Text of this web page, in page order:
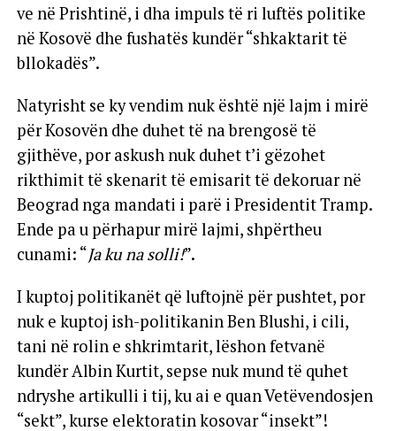
ve në Prishtinë, i dha impuls të ri luftës politike
në Kosovë dhe fushatës kundër “shkaktarit të
bllokadës”.
Natyrisht se ky vendim nuk është një lajm i mirë
për Kosovën dhe duhet të na brengosë të
gjithëve, por askush nuk duhet t’i gëzohet
rikthimit të skenarit të emisarit të dekoruar në
Beograd nga mandati i parë i Presidentit Tramp.
Ende pa u përhapur mirë lajmi, shpërtheu
cunami: “Ja ku na solli!”.
I kuptoj politikanët që luftojnë për pushtet, por
nuk e kuptoj ish-politikanin Ben Blushi, i cili,
tani në rolin e shkrimtarit, lëshon fetvanë
kundër Albin Kurtit, sepse nuk mund të quhet
ndryshe artikulli i tij, ku ai e quan Vetëvendosjen
“sekt”, kurse elektoratin kosovar “insekt”!